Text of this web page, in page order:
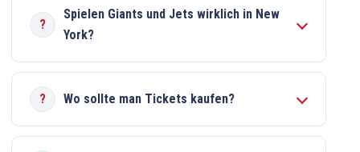
Spielen Giants und Jets wirklich in New
York?
Wo sollte man Tickets kaufen?